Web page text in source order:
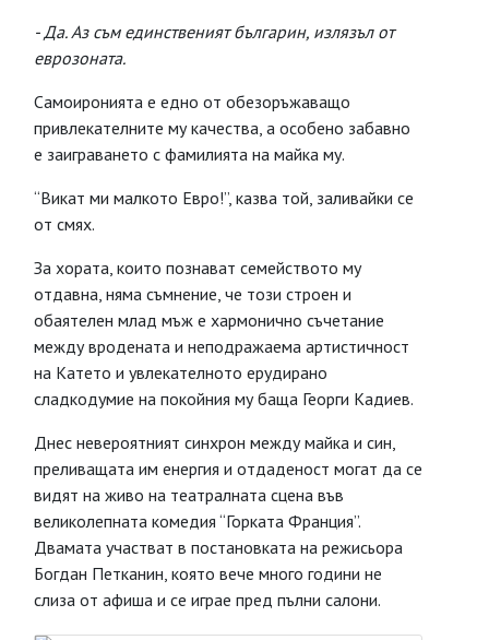
- Да. Аз съм единственият българин, излязъл от
еврозоната.
Самоиронията е едно от обезоръжаващо
привлекателните му качества, а особено забавно
е заиграването с фамилията на майка му.
“Викат ми малкото Евро!”, казва той, заливайки се
от смях.
За хората, които познават семейството му
отдавна, няма съмнение, че този строен и
обаятелен млад мъж е хармонично съчетание
между вродената и неподражаема артистичност
на Катето и увлекателното ерудирано
сладкодумие на покойния му баща Георги Кадиев.
Днес невероятният синхрон между майка и син,
преливащата им енергия и отдаденост могат да се
видят на живо на театралната сцена във
великолепната комедия “Горката Франция”.
Двамата участват в постановката на режисьора
Богдан Петканин, която вече много години не
слиза от афиша и се играе пред пълни салони.